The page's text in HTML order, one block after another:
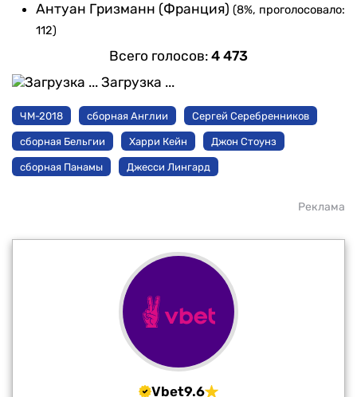
Антуан Гризманн (Франция) (8%, проголосовало:
112)
Всего голосов: 4 473
Загрузка ...
ЧМ-2018 сборная Англии Сергей Серебренников
сборная Бельгии Харри Кейн Джон Стоунз
сборная Панамы Джесси Лингард
Реклама
Vbet9.6